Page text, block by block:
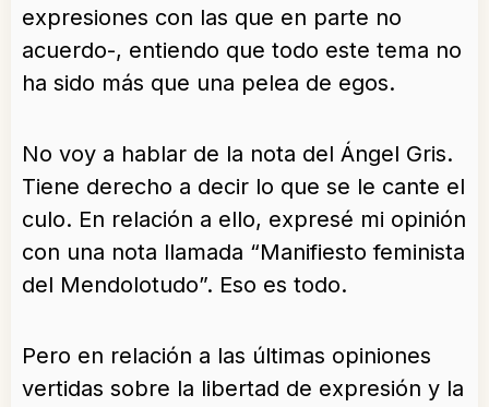
expresiones con las que en parte no
acuerdo-, entiendo que todo este tema no
ha sido más que una pelea de egos.
No voy a hablar de la nota del Ángel Gris.
Tiene derecho a decir lo que se le cante el
culo. En relación a ello, expresé mi opinión
con una nota llamada “Manifiesto feminista
del Mendolotudo”. Eso es todo.
Pero en relación a las últimas opiniones
vertidas sobre la libertad de expresión y la